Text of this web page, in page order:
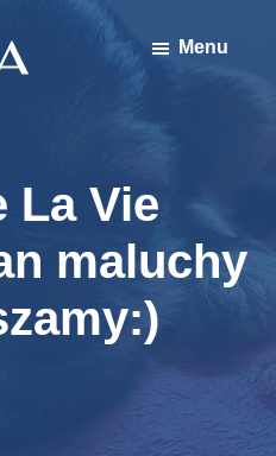
Menu
La Vie
maluchy